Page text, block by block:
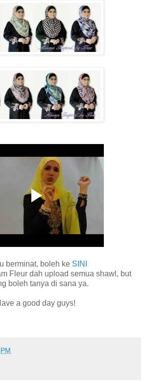
berminat, boleh ke SINI
Fleur dah upload semua shawl, but
boleh tanya di sana ya.
a good day guys!